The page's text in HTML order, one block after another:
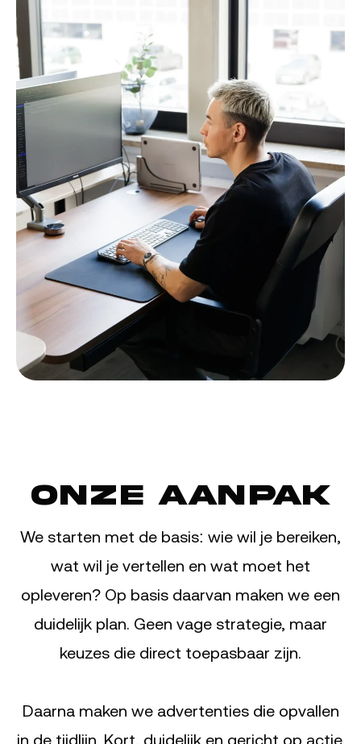
Onze aanpak
We starten met de basis: wie wil je bereiken,
wat wil je vertellen en wat moet het
opleveren? Op basis daarvan maken we een
duidelijk plan. Geen vage strategie, maar
keuzes die direct toepasbaar zijn.
Daarna maken we advertenties die opvallen
in de tijdlijn. Kort, duidelijk en gericht op actie.